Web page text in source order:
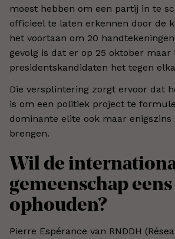
moest hebben om een partij in te
officieel te laten erkennen door de
het voortaan om 20
gevolg is dat er op 25 oktober maar
presidentskandidaten het tegen
Die versplintering zorgt ervoor dat
is om een politiek project te
dominante elite ook maar enigszins
brengen.
Wil de
gemeenschap eens
ophouden?
Pierre Espérance van RNDDH